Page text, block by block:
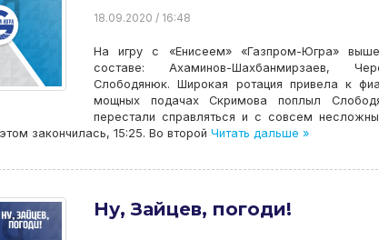
18.09.2020 / 16:48
На игру с «Енисеем» «Газпром-Югра»
составе: Ахаминов-Шахбанмирзаев,
Слободянюк. Широкая ротация привела к
мощных подачах Скримова поплыл
перестали справляться и с совсем
закончилась, 15:25. Во второй Читать дальше »
Ну, Зайцев, погоди!